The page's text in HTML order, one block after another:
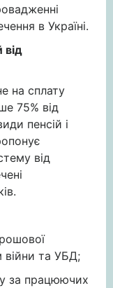
в Україні.
від
на сплату
75% від
пенсій і
від
війни та УБД;
за працюючих